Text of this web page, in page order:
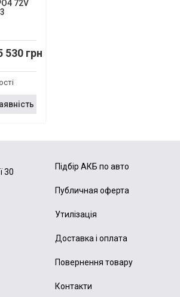
72V
530 грн
30
Підбір АКБ по авто
Публичная оферта
Утилізація
Доставка і оплата
Повернення товару
Контакти